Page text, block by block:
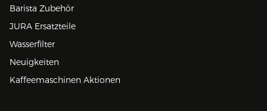
Barista Zubehör
JURA Ersatzteile
Wasserfilter
Neuigkeiten
Kaffeemaschinen Aktionen